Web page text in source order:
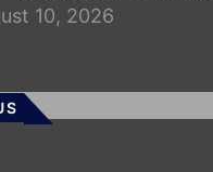
10, 2026